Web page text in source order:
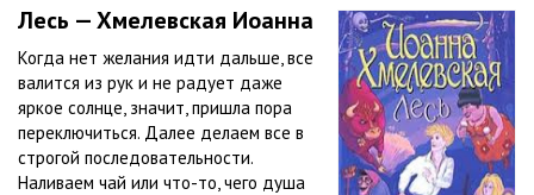
Лесь — Хмелевская Иоанна
Когда нет желания идти дальше, все
валится из рук и не радует даже
яркое солнце, значит, пришла пора
переключиться. Далее делаем все в
строгой последовательности.
Наливаем чай или что-то, чего душа